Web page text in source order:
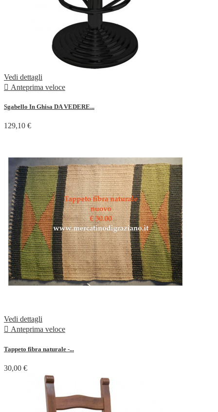
Vedi dettagli
 Anteprima veloce
Sgabello In Ghisa DA VEDERE...
129,10 €
Vedi dettagli
 Anteprima veloce
Tappeto fibra naturale -...
30,00 €